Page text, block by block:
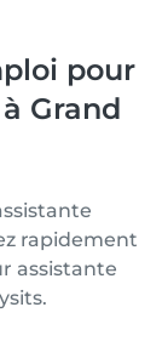
pour
Grand
rapidement
assistante